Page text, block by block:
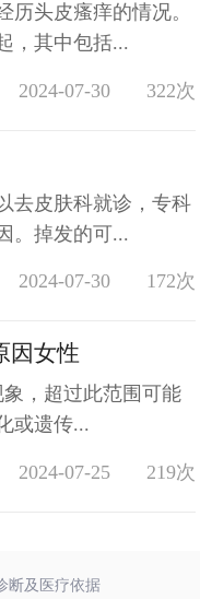
历头皮瘙痒的情况。
，其中包括...
2024-07-30 322次
去皮肤科就诊，专科
。掉发的可...
2024-07-30 172次
因女性
象，超过此范围可能
或遗传...
2024-07-25 219次
断及医疗依据